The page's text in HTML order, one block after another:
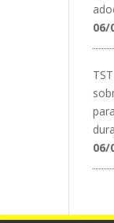
06/
06/